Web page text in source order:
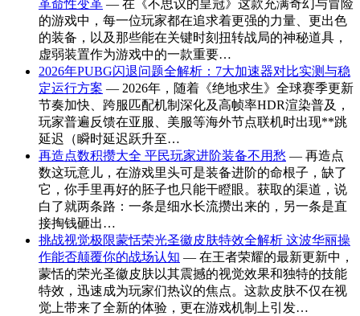
革命性变革 — 在《不思议的皇冠》这款充满奇幻与冒险
的游戏中，每一位玩家都在追求着更强的力量、更出色
的装备，以及那些能在关键时刻扭转战局的神秘道具，
虚弱装置作为游戏中的一款重要…
2026年PUBG闪退问题全解析：7大加速器对比实测与稳
定运行方案 — 2026年，随着《绝地求生》全球赛季更新
节奏加快、跨服匹配机制深化及高帧率HDR渲染普及，
玩家普遍反馈在亚服、美服等海外节点联机时出现**跳
延迟（瞬时延迟跃升至…
再造点数积攒大全 平民玩家进阶装备不用愁 — 再造点
数这玩意儿，在游戏里头可是装备进阶的命根子，缺了
它，你手里再好的胚子也只能干瞪眼。获取的渠道，说
白了就两条路：一条是细水长流攒出来的，另一条是直
接掏钱砸出…
挑战视觉极限蒙恬荣光圣徽皮肤特效全解析 这波华丽操
作能否颠覆你的战场认知 — 在王者荣耀的最新更新中，
蒙恬的荣光圣徽皮肤以其震撼的视觉效果和独特的技能
特效，迅速成为玩家们热议的焦点。这款皮肤不仅在视
觉上带来了全新的体验，更在游戏机制上引发…